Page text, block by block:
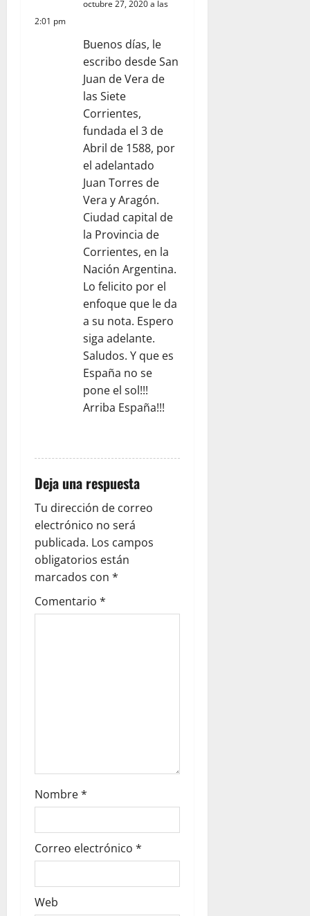
e
octubre 27, 2020 a las
2:01 pm
Buenos días, le
escribo desde San
Juan de Vera de
las Siete
Corrientes,
fundada el 3 de
Abril de 1588, por
el adelantado
Juan Torres de
Vera y Aragón.
Ciudad capital de
la Provincia de
Corrientes, en la
Nación Argentina.
Lo felicito por el
enfoque que le da
a su nota. Espero
siga adelante.
Saludos. Y que es
España no se
pone el sol!!!
Arriba España!!!
Deja una respuesta
Tu dirección de correo
electrónico no será
publicada. Los campos
obligatorios están
marcados con *
Comentario *
Nombre*
Correo electrónico *
Web